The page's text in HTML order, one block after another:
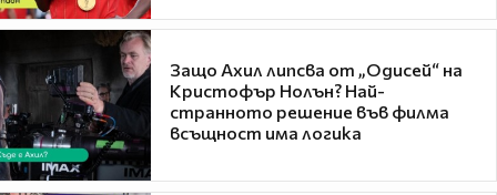
Защо Ахил липсва от „Одисей“ на
Кристофър Нолън? Най-
странното решение във филма
всъщност има логика